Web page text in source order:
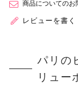
商品についてのお
レビューを書く
パリの
リュー